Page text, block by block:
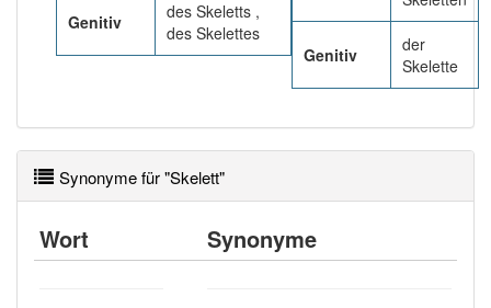
Genitiv
des Skeletts ,
des Skelettes
Genitiv
der
Skelette
Synonyme für "Skelett"
Wort Synonyme